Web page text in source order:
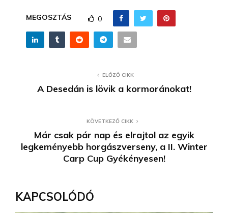
MEGOSZTÁS 0
ELŐZŐ CIKK
A Desedán is lövik a kormoránokat!
KÖVETKEZŐ CIKK
Már csak pár nap és elrajtol az egyik
legkeményebb horgászverseny, a II. Winter
Carp Cup Gyékényesen!
KAPCSOLÓDÓ